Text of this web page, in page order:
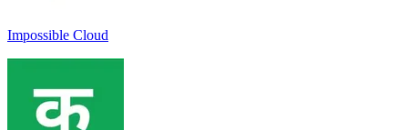
Impossible Cloud